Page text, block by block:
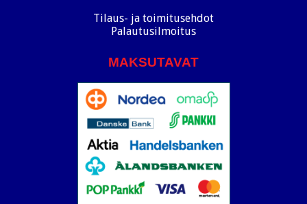
Tilaus- ja toimitusehdot
Palautusilmoitus
MAKSUTAVAT